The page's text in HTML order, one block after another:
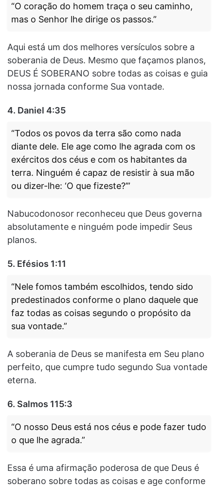
“O coração do homem traça o seu caminho,
mas o Senhor lhe dirige os passos.”
Aqui está um dos melhores versículos sobre a
soberania de Deus. Mesmo que façamos planos,
DEUS É SOBERANO sobre todas as coisas e guia
nossa jornada conforme Sua vontade.
4. Daniel 4:35
“Todos os povos da terra são como nada
diante dele. Ele age como lhe agrada com os
exércitos dos céus e com os habitantes da
terra. Ninguém é capaz de resistir à sua mão
ou dizer-lhe: ‘O que fizeste?’”
Nabucodonosor reconheceu que Deus governa
absolutamente e ninguém pode impedir Seus
planos.
5. Efésios 1:11
“Nele fomos também escolhidos, tendo sido
predestinados conforme o plano daquele que
faz todas as coisas segundo o propósito da
sua vontade.”
A soberania de Deus se manifesta em Seu plano
perfeito, que cumpre tudo segundo Sua vontade
eterna.
6. Salmos 115:3
“O nosso Deus está nos céus e pode fazer tudo
o que lhe agrada.”
Essa é uma afirmação poderosa de que Deus é
soberano sobre todas as coisas e age conforme